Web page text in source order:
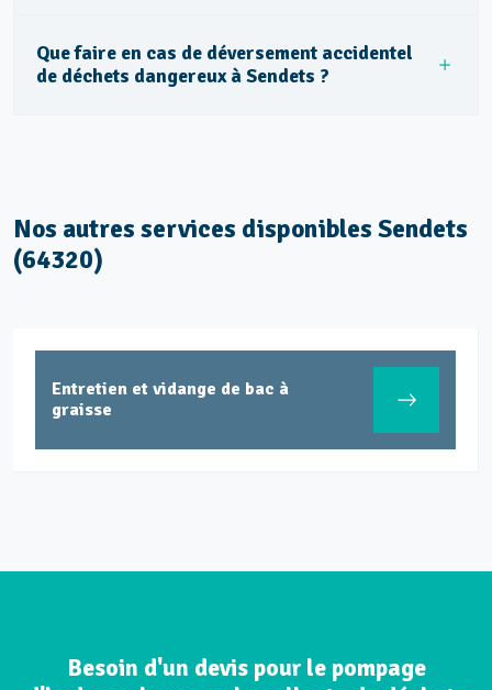
Que faire en cas de déversement accidentel
de déchets dangereux à Sendets ?
Nos autres services disponibles Sendets
(64320)
Entretien et vidange de bac à
graisse
Besoin d'un devis pour le pompage